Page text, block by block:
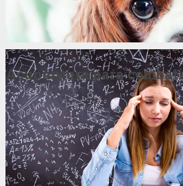
Acupuntura para